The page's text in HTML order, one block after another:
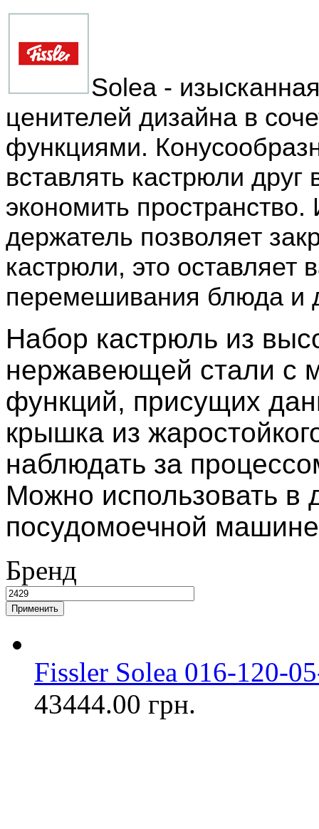
Solea -
ценителей дизайна в
функциями.
вставлять кастрюли
экономить
держатель позволяет
кастрюли, это
перемешивания блюда и
Набор кастрюль из
нержавеющей стали с
функций, присущих
крышка из
наблюдать за
Можно использовать
посудомоечной
Бренд
Fissler Solea 016-120-
43444.00 грн.